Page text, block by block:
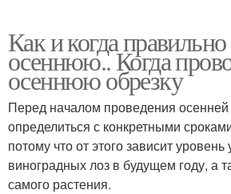
Как и когда
осеннюю.. Когда
осеннюю обрезку
Перед началом проведения осенней
определиться с конкретными
потому что от этого зависит
виноградных лоз в будущем году, а
самого растения.